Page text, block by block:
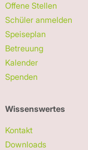
Offene Stellen
Schüler anmelden
Speiseplan
Betreuung
Kalender
Spenden
Wissenswertes
Kontakt
Downloads